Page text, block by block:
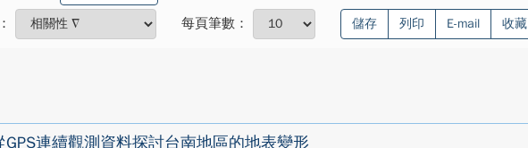
每頁筆數： 儲存 列印 E-mail 收藏
GPS連續觀測資料探討台南地區的地表變形